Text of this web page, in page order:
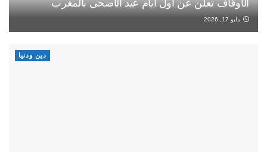
الأوقاف تعلن عن أول أيام عيد الأضحى بالمغرب
مايو 17, 2026
دين ودنيا